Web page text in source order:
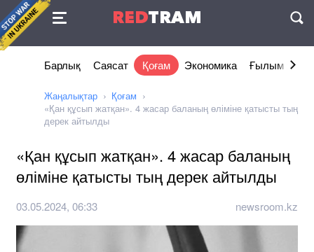
REDTRAM
Келісімі
Барлық Саясат Қоғам Экономика Ғылым және
Жаңалықтар
Қоғам
«Қан құсып жатқан». 4 жасар баланың өліміне қатысты тың
дерек айтылды
«Қан құсып жатқан». 4 жасар баланың
өліміне қатысты тың дерек айтылды
03.05.2024, 06:33 newsroom.kz